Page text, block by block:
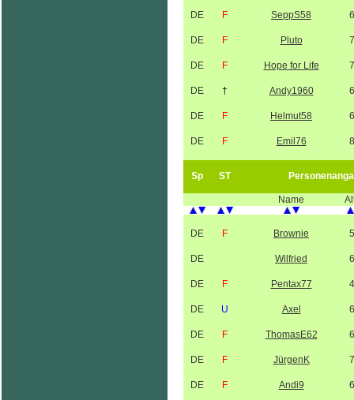
DE F SeppS58
DE F Pluto
DE F Hope for Life
DE † Andy1960
DE F Helmut58
DE F Emil76
Sp ST
Name
DE F Brownie
DE Wilfried
DE F Pentax77
DE U Axel
DE F ThomasE62
DE F JürgenK
DE F Andi9